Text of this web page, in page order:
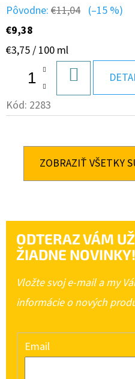
Pôvodne: €11,04 (–15 %)
€9,38
Jednotková
€3,75 / 100 ml
KOŠÍKA
Kód: 2283
ZOBRAZIŤ VŠETKY
ODTERAZ VÁM
ŽIADNE NOVINKY!
Vložte svoj e-mail a my
informácie o nových
Email